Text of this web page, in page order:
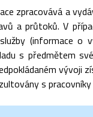
zpracovává a
a průtoků. V
(informace o
s předmětem
vývoji
s